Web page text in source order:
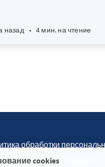
назад • 4 мин. на чтение
cookies
обработки
соглашение